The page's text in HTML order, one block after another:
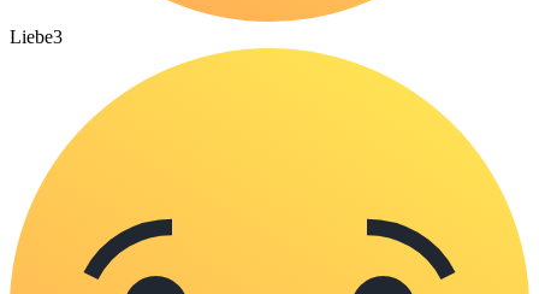
Liebe3